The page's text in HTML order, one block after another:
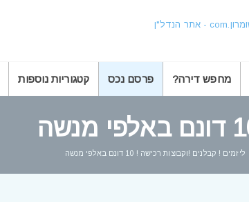
מחפש דירה? פרסם נכס קטגוריות נוספות
ליזמים ! קבלנים !וקבוצות רכישה ! 10 דונם באלפי מנשה